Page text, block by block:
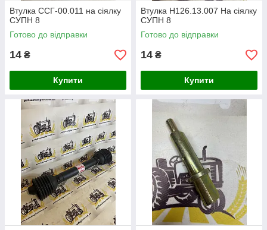
Втулка ССГ-00.011 на сіялку
СУПН 8
Готово до відправки
14 ₴
Купити
Втулка Н126.13.007 На сіялку
СУПН 8
Готово до відправки
14 ₴
Купити